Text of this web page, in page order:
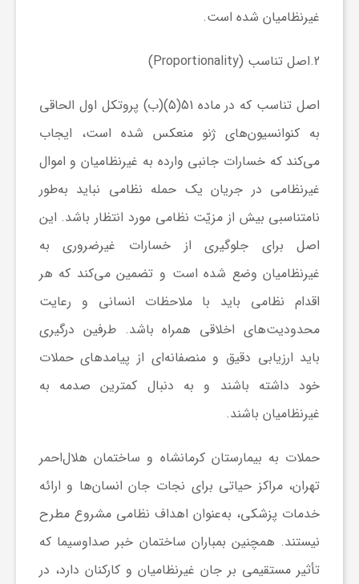
غیرنظامیان شده است.
2. اصل تناسب (Proportionality)
اصل تناسب که در ماده 51(5)(ب) پروتکل اول الحاقی
به کنوانسیون‌های ژنو منعکس شده است، ایجاب
می‌کند که خسارات جانبی وارده به غیرنظامیان و اموال
غیرنظامی در جریان یک حمله نظامی نباید به‌طور
نامتناسبی بیش از مزیّت نظامی مورد انتظار باشد. این
اصل برای جلوگیری از خسارات غیرضروری به
غیرنظامیان وضع شده است و تضمین می‌کند که هر
اقدام نظامی باید با ملاحظات انسانی و رعایت
محدودیت‌های اخلاقی همراه باشد. طرفین درگیری
باید ارزیابی دقیق و منصفانه‌ای از پیامدهای حملات
خود داشته باشند و به دنبال کمترین صدمه به
غیرنظامیان باشند.
حملات به بیمارستان کرمانشاه و ساختمان هلال‌احمر
تهران، مراکز حیاتی برای نجات جان انسان‌ها و ارائه
خدمات پزشکی، به‌عنوان اهداف نظامی مشروع مطرح
نیستند. همچنین بمباران ساختمان خبر صداوسیما که
تأثیر مستقیمی بر جان غیرنظامیان و کارکنان دارد، در